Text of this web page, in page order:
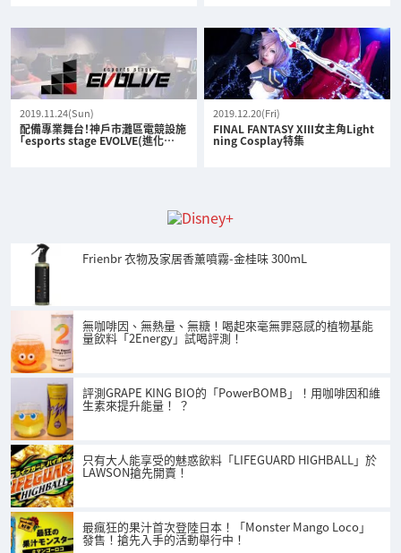
2019.11.24(Sun)
配備專業舞台！神戶市灘區電競設施
「esports stage EVOLVE(進化…
2019.12.20(Fri)
FINAL FANTASY XIII女主角Light
ning Cosplay特集
Frienbr 衣物及家居香薰噴霧-金桂味 300mL
無咖啡因、無熱量、無糖！喝起來毫無罪惡感的植物基能
量飲料「2Energy」試喝評測！
評測GRAPE KING BIO的「PowerBOMB」！用咖啡因和維
生素來提升能量！ ？
只有大人能享受的魅惑飲料「LIFEGUARD HIGHBALL」於
LAWSON搶先開賣！
最瘋狂的果汁首次登陸日本！「Monster Mango Loco」
發售！搶先入手的活動舉行中！